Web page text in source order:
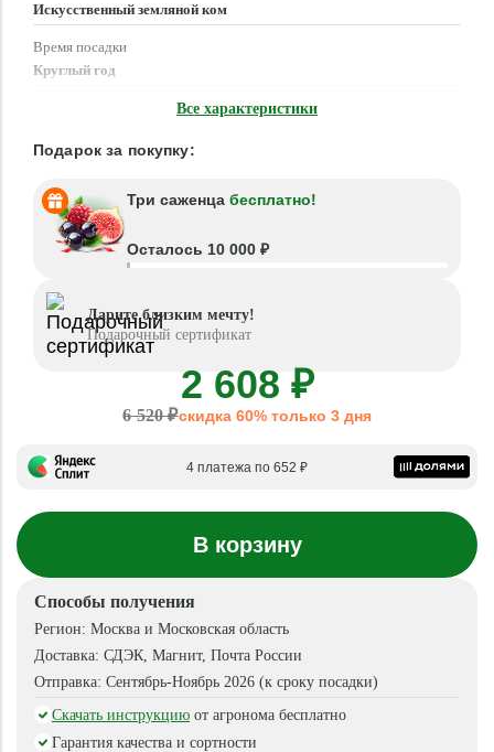
Искусственный земляной ком
Время посадки
Круглый год
Все характеристики
Подарок за покупку:
Три саженца бесплатно!
Осталось 10 000 ₽
Дарите близким мечту!
Подарочный сертификат
2 608 ₽
6 520 ₽скидка 60% только 3 дня
4 платежа по 652 ₽
В корзину
Способы получения
Регион: Москва и Московская область
Доставка: СДЭК, Магнит, Почта России
Отправка: Сентябрь-Ноябрь 2026 (к сроку посадки)
Скачать инструкцию от агронома бесплатно
Гарантия качества и сортности